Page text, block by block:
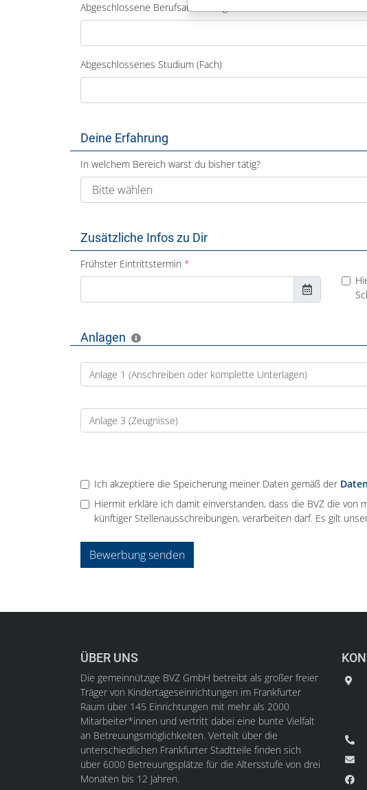
Abgeschlossene Berufsausbildung
Abgeschlossenes Studium (Fach)
Deine Erfahrung
In welchem Bereich warst du bisher tätig?
Zusätzliche Infos zu Dir
Frühster Eintrittstermin
Anlagen
Anlage 1 (Anschreiben oder komplette Unterlagen)
Anlage 3 (Zeugnisse)
Ich akzeptiere die Speicherung meiner Daten gemäß der
Hiermit erkläre ich damit einverstanden, dass die BVZ die
künftiger Stellenausschreibungen, verarbeiten darf. Es gilt
Bewerbung senden
ÜBER UNS
Die gemeinnützige BVZ GmbH betreibt als großer freier
Träger von Kindertageseinrichtungen im Frankfurter
Raum über 145 Einrichtungen mit mehr als 2000
Mitarbeiter*innen und vertritt dabei eine bunte Vielfalt
an Betreuungsmöglichkeiten. Verteilt über die
unterschiedlichen Frankfurter Stadtteile finden sich
über 6000 Betreuungsplätze für die Altersstufe von drei
Monaten bis 12 Jahren.